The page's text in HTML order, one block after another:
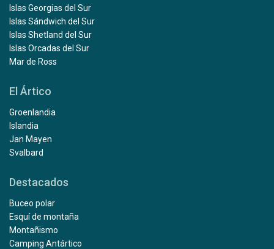
Islas Georgias del Sur
Islas Sándwich del Sur
Islas Shetland del Sur
Islas Orcadas del Sur
Mar de Ross
El Ártico
Groenlandia
Islandia
Jan Mayen
Svalbard
Destacados
Buceo polar
Esquí de montaña
Montañismo
Camping Antártico